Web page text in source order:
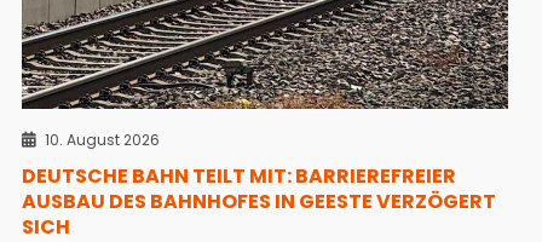
10. August 2026
DEUTSCHE BAHN TEILT MIT: BARRIEREFREIER
AUSBAU DES BAHNHOFES IN GEESTE VERZÖGERT
SICH